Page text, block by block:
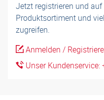
Jetzt registrieren und
Produktsortiment und
zugreifen.
Anmelden /
Unser